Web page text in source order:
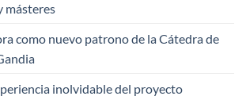
másteres
como nuevo patrono de la Cátedra de
inolvidable del proyecto